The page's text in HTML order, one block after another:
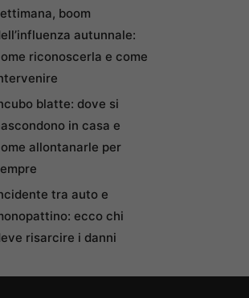
boom
autunnale:
riconoscerla e come
blatte: dove si
in casa e
allontanarle per
tra auto e
ecco chi
risarcire i danni